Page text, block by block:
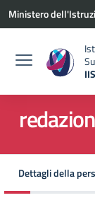
Vai ai contenuti
Vai al menu di
Vai al footer
Ministero
Dettagli della